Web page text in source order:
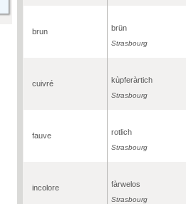
brun brün
Strasbourg
cuivré kùpferàrtich
Strasbourg
fauve rotlich
Strasbourg
incolore fàrwelos
Strasbourg